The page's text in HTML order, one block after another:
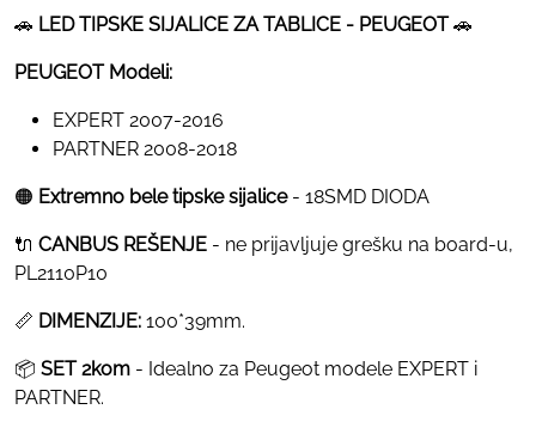
🚗 LED TIPSKE SIJALICE ZA TABLICE - PEUGEOT🚗
PEUGEOT Modeli:
EXPERT 2007-2016
PARTNER 2008-2018
🟠 Extremno bele tipske sijalice- 18SMD DIODA
🔌 CANBUS REŠENJE - ne prijavljuje grešku na board-u,
PL2110P10
📏 DIMENZIJE: 100*39mm.
📦 SET 2kom - Idealno za Peugeot modele EXPERT i
PARTNER.